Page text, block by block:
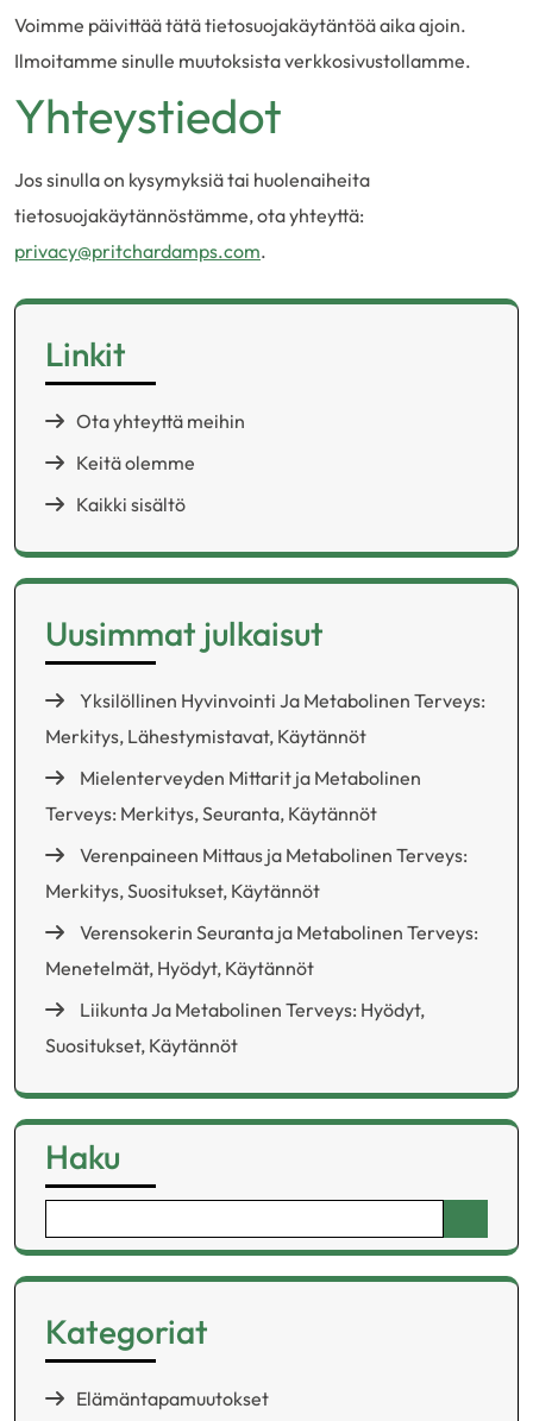
Voimme päivittää tätä tietosuojakäytäntöä aika ajoin.
Ilmoitamme sinulle muutoksista verkkosivustollamme.
Yhteystiedot
Jos sinulla on kysymyksiä tai huolenaiheita
tietosuojakäytännöstämme, ota yhteyttä:
privacy@pritchardamps.com.
Linkit
Ota yhteyttä meihin
Keitä olemme
Kaikki sisältö
Uusimmat julkaisut
Yksilöllinen Hyvinvointi Ja Metabolinen Terveys:
Merkitys, Lähestymistavat, Käytännöt
Mielenterveyden Mittarit ja Metabolinen
Terveys: Merkitys, Seuranta, Käytännöt
Verenpaineen Mittaus ja Metabolinen Terveys:
Merkitys, Suositukset, Käytännöt
Verensokerin Seuranta ja Metabolinen Terveys:
Menetelmät, Hyödyt, Käytännöt
Liikunta Ja Metabolinen Terveys: Hyödyt,
Suositukset, Käytännöt
Haku
for:
Kategoriat
Elämäntapamuutokset